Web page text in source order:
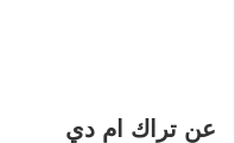
عن تراك ام دي